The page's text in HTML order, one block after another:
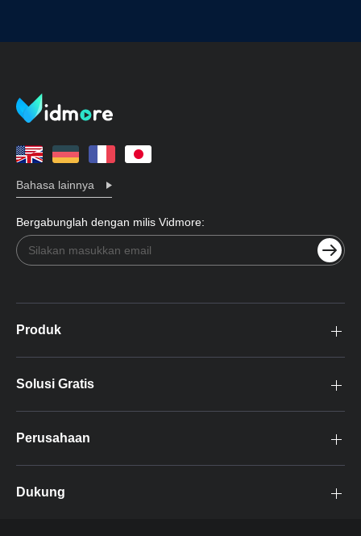
Bahasa lainnya
Bergabunglah dengan milis Vidmore:
Produk
Solusi Gratis
Perusahaan
Dukung